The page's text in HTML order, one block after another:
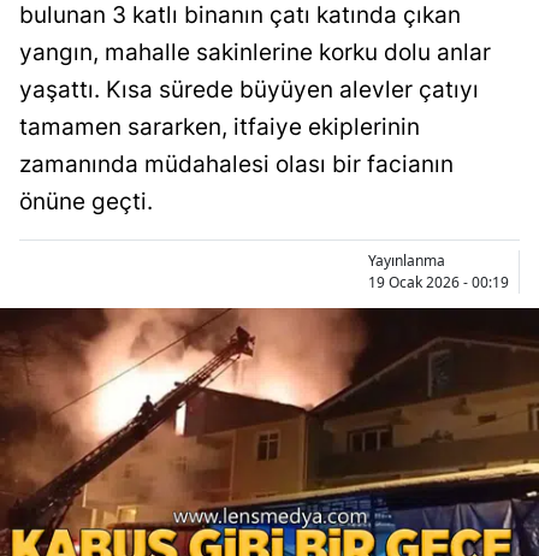
bulunan 3 katlı binanın çatı katında çıkan
yangın, mahalle sakinlerine korku dolu anlar
yaşattı. Kısa sürede büyüyen alevler çatıyı
tamamen sararken, itfaiye ekiplerinin
zamanında müdahalesi olası bir facianın
önüne geçti.
Yayınlanma
19 Ocak 2026 - 00:19